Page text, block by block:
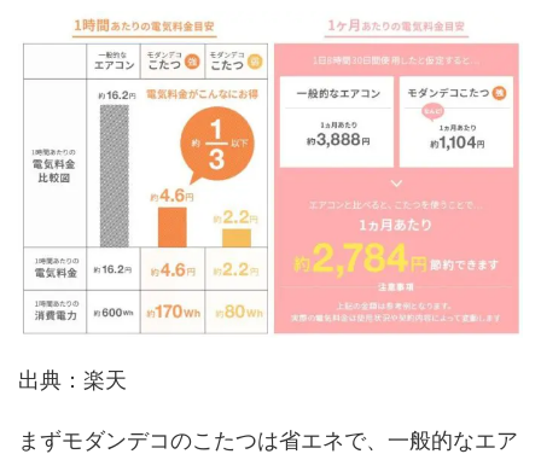
出典：楽天
まずモダンデコのこたつは省エネで、一般的なエア